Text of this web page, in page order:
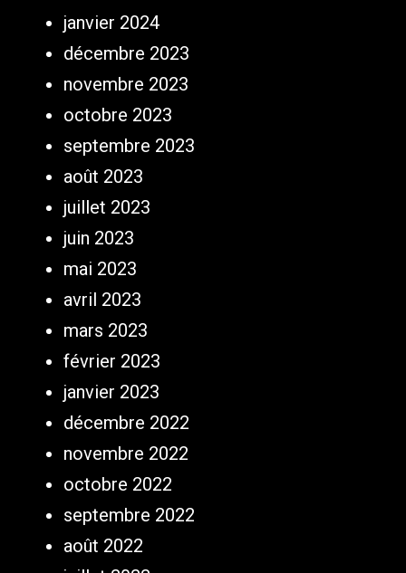
janvier 2024
décembre 2023
novembre 2023
octobre 2023
septembre 2023
août 2023
juillet 2023
juin 2023
mai 2023
avril 2023
mars 2023
février 2023
janvier 2023
décembre 2022
novembre 2022
octobre 2022
septembre 2022
août 2022